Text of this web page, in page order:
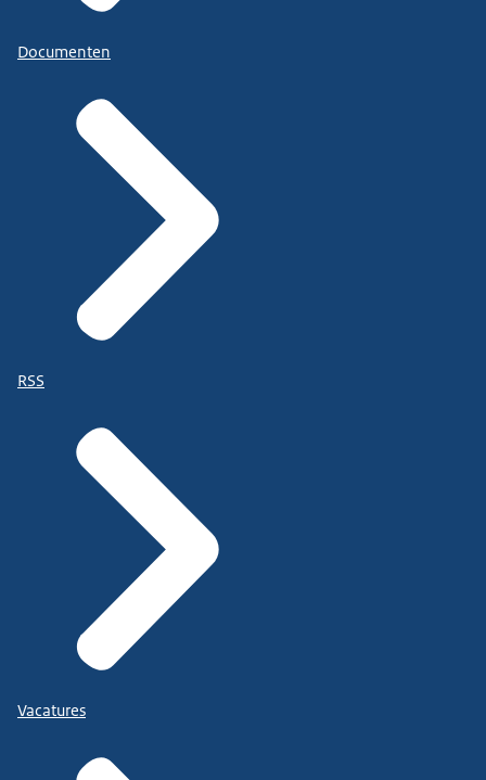
Documenten
RSS
Vacatures